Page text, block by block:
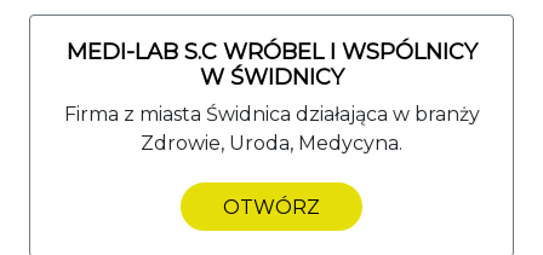
MEDI-LAB S.C WRÓBEL I WSPÓLNICY
W ŚWIDNICY
Firma z miasta Świdnica działająca w branży
Zdrowie, Uroda, Medycyna.
OTWÓRZ